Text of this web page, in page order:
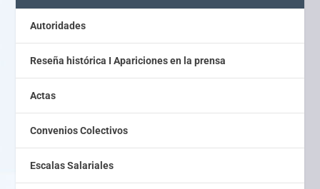
Autoridades
Reseña histórica I Apariciones en la prensa
Actas
Convenios Colectivos
Escalas Salariales